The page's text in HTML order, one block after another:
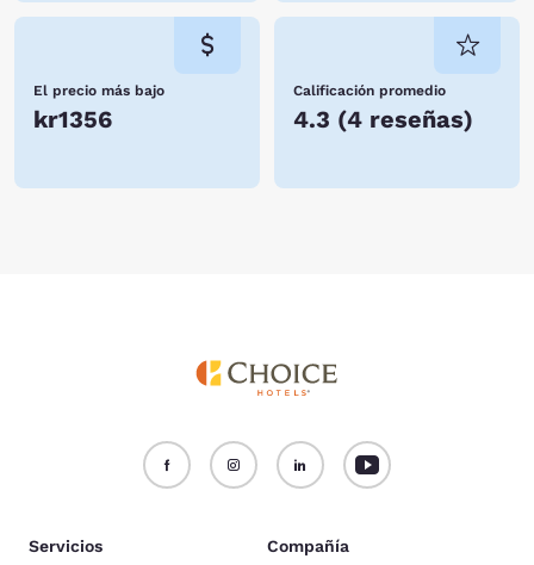
El precio más bajo
kr1356
Calificación promedio
4.3 (4 reseñas)
Servicios Compañía